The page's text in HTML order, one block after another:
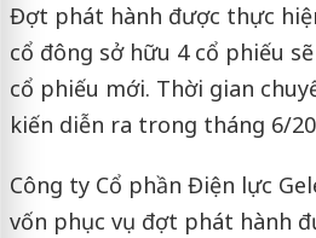
Đợt phát hành được thực
cổ đông sở hữu 4 cổ phiếu
cổ phiếu mới. Thời gian
kiến diễn ra trong tháng 6/
Công ty Cổ phần Điện lực
vốn phục vụ đợt phát hành